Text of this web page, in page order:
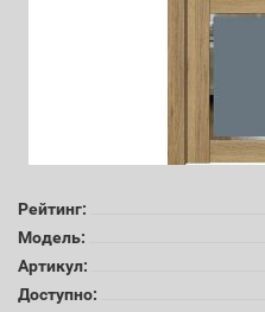
Рейтинг:
Модель:
Артикул:
Доступно: